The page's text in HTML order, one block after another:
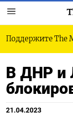
Поддержите The
В ДНР и
21.04.2023